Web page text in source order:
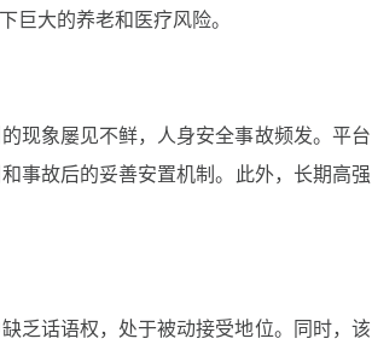
巨大的养老和医疗风险。
现象屡见不鲜，人身安全事故频发。平台
事故后的妥善安置机制。此外，长期高强
乏话语权，处于被动接受地位。同时，该